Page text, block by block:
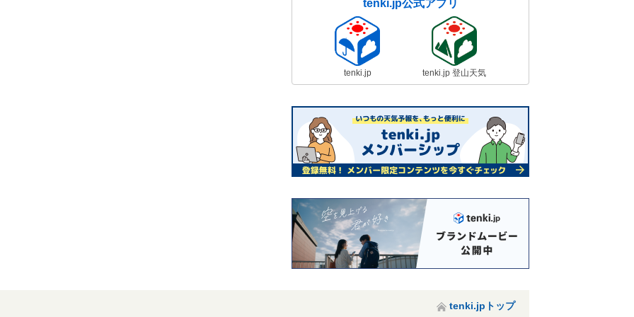
tenki.jp公式アプリ
tenki.jp tenki.jp 登山天気
tenki.jpトップ